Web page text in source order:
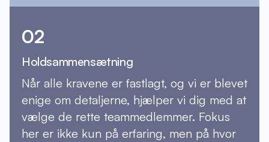
02
Holdsammensætning
Når alle kravene er fastlagt, og vi er blevet
enige om detaljerne, hjælper vi dig med at
vælge de rette teammedlemmer. Fokus
her er ikke kun på erfaring, men på hvor